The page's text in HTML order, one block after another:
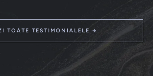
TOATE TESTIMONIALELE →